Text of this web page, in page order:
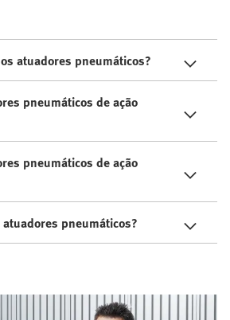
atuadores pneumáticos?
pneumáticos de ação
pneumáticos de ação
pneumáticos?